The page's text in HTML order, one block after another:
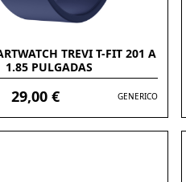
TREVI T-FIT 201 A
1.85 PULGADAS
29,00 € GENERICO